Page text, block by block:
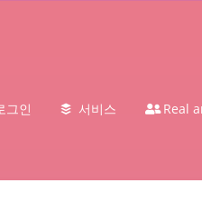
그인 서비스 Real